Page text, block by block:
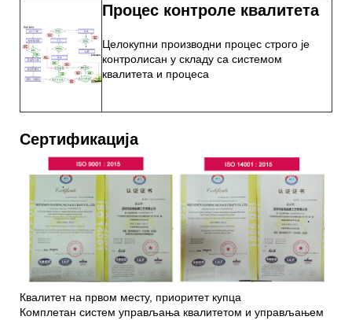
Процес контроле квалитета
Целокупни производни процес строго је
контролисан у складу са системом
квалитета и процеса
Сертификација
Квалитет на првом месту, приоритет купца
Комплетан систем управљања квалитетом и управљањем